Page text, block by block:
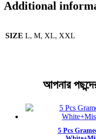
Additional
SIZE L, M, XL, XXL
আপনার
5 Pcs